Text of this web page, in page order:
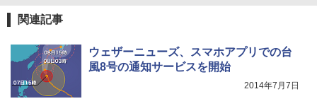
関連記事
ウェザーニューズ、スマホアプリでの台
風8号の通知サービスを開始
2014年7月7日